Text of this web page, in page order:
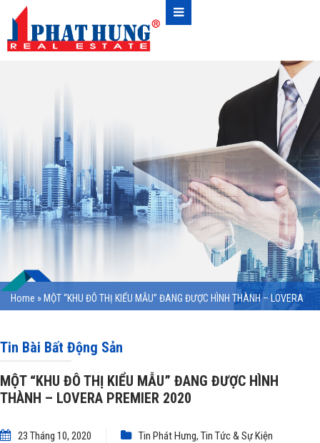
Home » MỘT “KHU ĐÔ THỊ KIỂU MẪU” ĐANG ĐƯỢC HÌNH THÀNH – LOVERA
Tin Bài Bất Động Sản
MỘT “KHU ĐÔ THỊ KIỂU MẪU” ĐANG ĐƯỢC HÌNH
THÀNH – LOVERA PREMIER 2020
23 Tháng 10, 2020 Tin Phát Hưng, Tin Tức & Sự Kiện